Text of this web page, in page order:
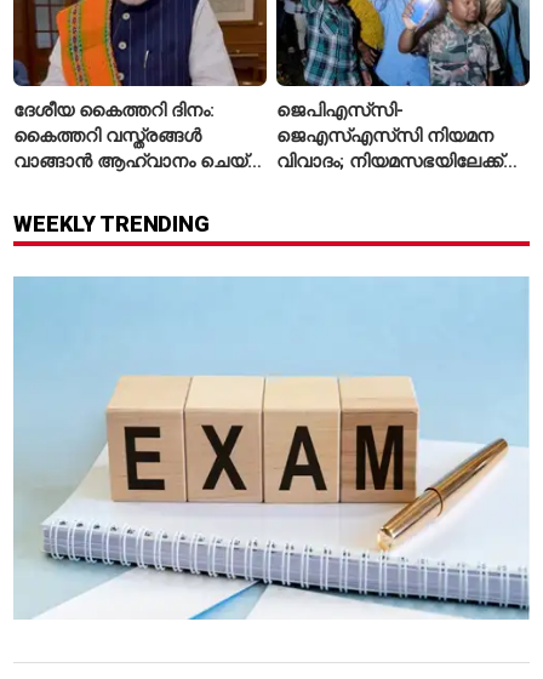
ദേശീയ കൈത്തറി ദിനം:
കൈത്തറി വസ്ത്രങ്ങൾ
വാങ്ങാൻ ആഹ്വാനം ചെയ്ത്
ജെപിഎസ്‌സി-
ജെഎസ്എസ്‌സി നിയമന
വിവാദം; നിയമസഭയിലേക്ക്
WEEKLY TRENDING